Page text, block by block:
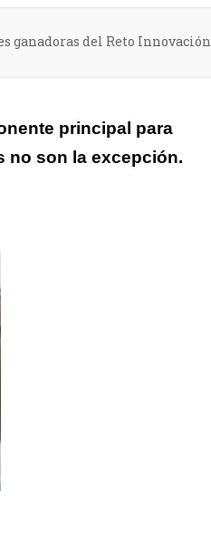
ganadoras del Reto Innovación
principal para
no son la excepción.